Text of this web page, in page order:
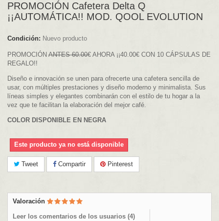
PROMOCIÓN Cafetera Delta Q
¡¡AUTOMÁTICA!! MOD. QOOL EVOLUTION
Condición: Nuevo producto
PROMOCIÓN ANTES 60.00€ AHORA ¡¡40.00€ CON 10 CÁPSULAS DE
REGALO!!
Diseño e innovación se unen para ofrecerte una cafetera sencilla de
usar, con múltiples prestaciones y diseño moderno y minimalista. Sus
líneas simples y elegantes combinarán con el estilo de tu hogar a la
vez que te facilitan la elaboración del mejor café.
COLOR DISPONIBLE EN NEGRA
Este producto ya no está disponible
Tweet Compartir Pinterest
Valoración
Leer los comentarios de los usuarios (4)